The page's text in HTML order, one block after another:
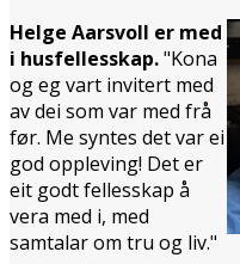
Helge Aarsvoll er med
i husfellesskap."Kona
og eg vart invitert med
av dei som var med frå
før. Me syntes det var ei
god oppleving! Det er
eit godt fellesskap å
vera med i, med
samtalar om tru og liv."